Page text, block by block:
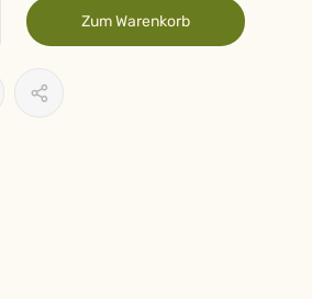
Zum Warenkorb